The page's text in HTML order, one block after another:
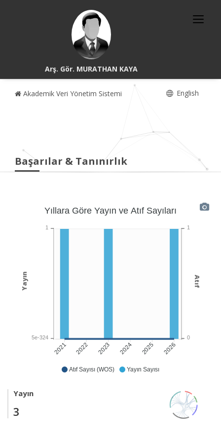
Arş. Gör. MURATHAN KAYA
Akademik Veri Yönetim Sistemi English
Başarılar & Tanınırlık
Atıf Sayısı (WOS) Yayın Sayısı
2021 2022 2023 2024 2025 2026
Yıllara Göre Yayın ve Atıf Sayıları
1
0
Atıf
1
5e-324
Yayın
Yayın
3